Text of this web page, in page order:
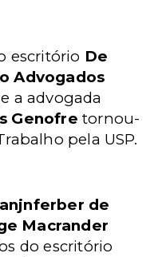
escritório De
Advogados
a advogada
Genofre tornou-
pela USP.
de
Macrander
do escritório